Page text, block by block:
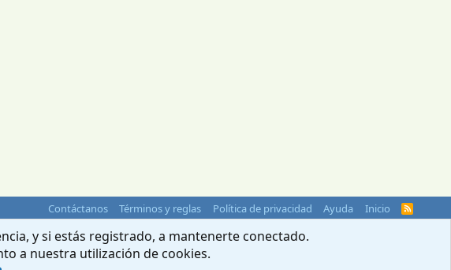
Contáctanos Términos y reglas Política de privacidad Ayuda Inicio
R
S
y si estás registrado, a mantenerte conectado.
a nuestra utilización de cookies.